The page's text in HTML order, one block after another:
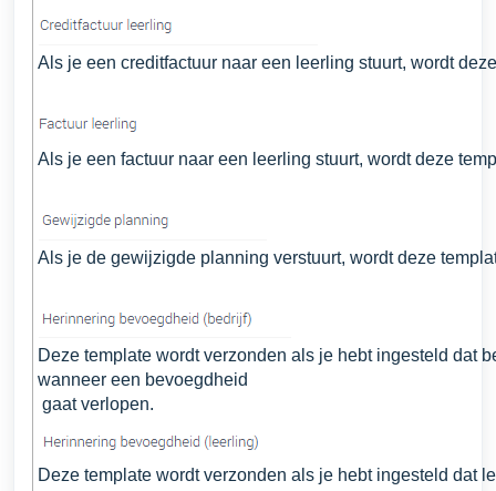
Als je een creditfactuur naar een leerling stuurt, wordt
Als je een factuur naar een leerling stuurt, wordt deze
Als je de gewijzigde planning verstuurt, wordt deze
Deze template wordt verzonden als je hebt ingesteld dat
wanneer een bevoegdheid
gaat verlopen.
Deze template wordt verzonden als je hebt ingesteld dat